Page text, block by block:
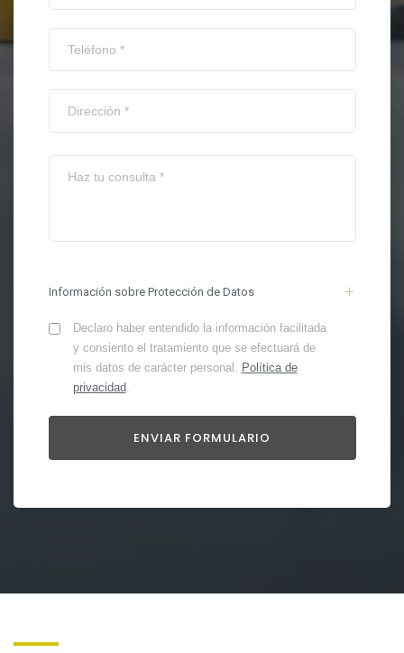
Información sobre Protección de Datos
Declaro haber entendido la información facilitada
y consiento el tratamiento que se efectuará de
mis datos de carácter personal. Política de
privacidad.